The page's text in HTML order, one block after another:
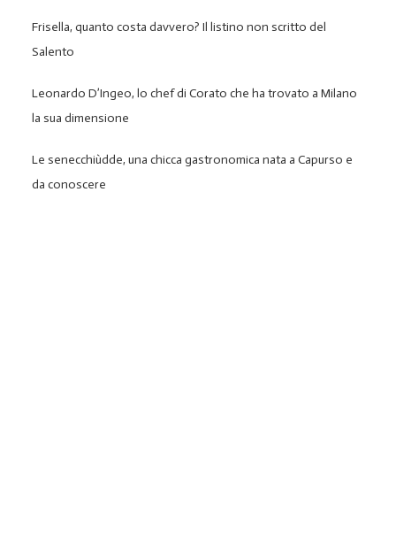
Frisella, quanto costa davvero? Il listino non scritto del
Salento
Leonardo D’Ingeo, lo chef di Corato che ha trovato a Milano
la sua dimensione
Le senecchiùdde, una chicca gastronomica nata a Capurso e
da conoscere